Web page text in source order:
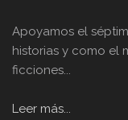
Apoyamos el
historias y como el
ficciones...
Leer más...